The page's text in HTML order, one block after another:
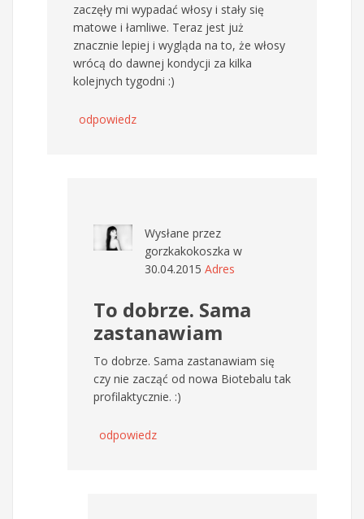
zaczęły mi wypadać włosy i stały się
matowe i łamliwe. Teraz jest już
znacznie lepiej i wygląda na to, że włosy
wrócą do dawnej kondycji za kilka
kolejnych tygodni :)
odpowiedz
Wysłane przez
gorzkakokoszka w
30.04.2015 Adres
To dobrze. Sama
zastanawiam
To dobrze. Sama zastanawiam się
czy nie zacząć od nowa Biotebalu tak
profilaktycznie. :)
odpowiedz